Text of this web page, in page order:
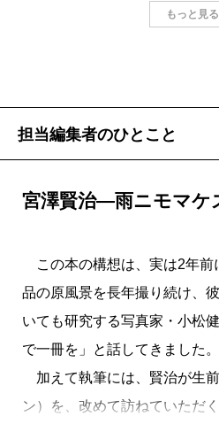
もっと見る
担当編集者のひとこと
宮澤賢治―雨ニモマ
この本の構想は、実は2年前
品の原風景を長年撮り続け、
いても研究する写真家・小松
で一冊を」と話してきました。
加えて執筆には、賢治が生
ン）を、改めて訪ねていただ